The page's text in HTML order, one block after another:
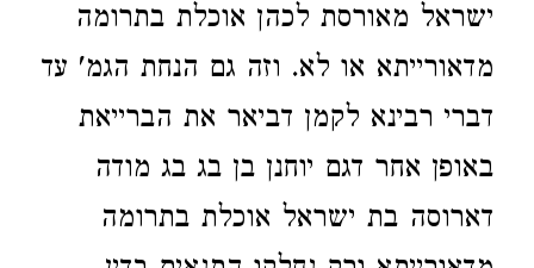
ישראל מאורסת לכהן אוכלת בתרומה
מדאורייתא או לא. וזה גם הנחת הגמ' עד
דברי רבינא לקמן דביאר את הברייאת
באופן אחר דגם יוחנן בן בג בג מודה
דארוסה בת ישראל אוכלת בתרומה